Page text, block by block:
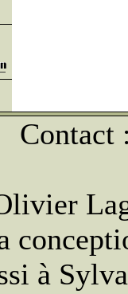
Contact :
à